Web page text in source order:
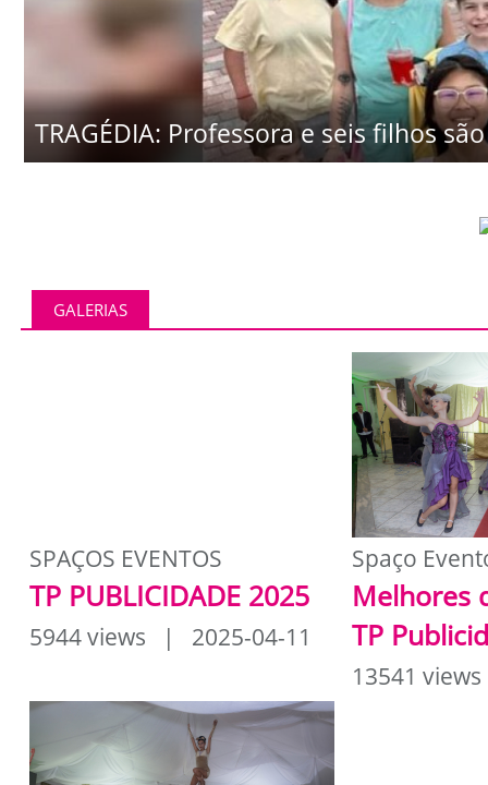
TRAGÉDIA: Professora e seis filhos
GALERIAS
SPAÇOS EVENTOS
TP PUBLICIDADE 2025
5944 views | 2025-04-11
Spaço
Melhores
TP
13541